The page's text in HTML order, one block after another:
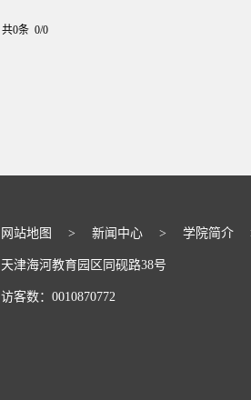
共0条 0/0
网站地图 > 新闻中心 > 学院简介
天津海河教育园区同砚路38号
访客数： 0010870772